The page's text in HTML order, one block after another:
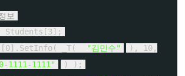
보
Students[3];
_T(
"김민수"
), 10,
1111-1111"
) );